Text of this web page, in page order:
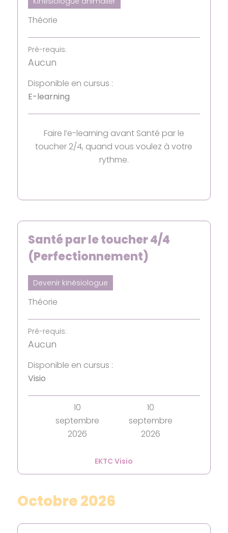
Théorie
Pré-requis:
Aucun
Disponible en cursus :
E-learning
Faire l’e-learning avant Santé par le
toucher 2/4, quand vous voulez à votre
rythme.
EKTC Visio
Santé par le toucher 4/4
(Perfectionnement)
Devenir kinésiologue
Théorie
Pré-requis:
Aucun
Disponible en cursus :
Visio
10
septembre
2026
10
septembre
2026
Octobre 2026